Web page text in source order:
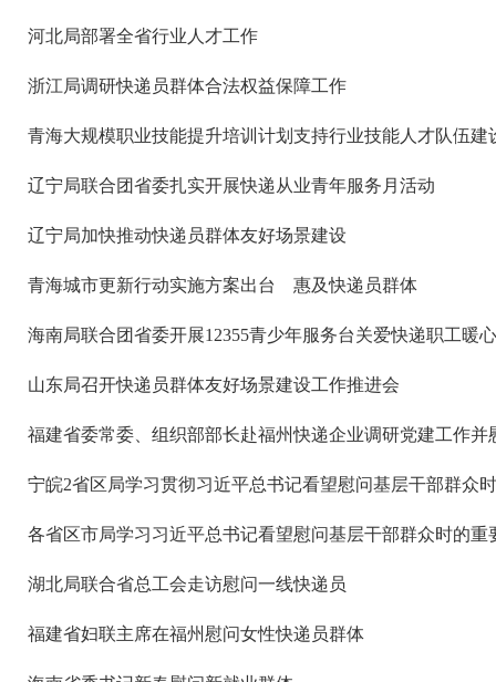
河北局部署全省行业人才工作
浙江局调研快递员群体合法权益保障工作
青海大规模职业技能提升培训计划支持行业技能人才队伍建
辽宁局联合团省委扎实开展快递从业青年服务月活动
辽宁局加快推动快递员群体友好场景建设
青海城市更新行动实施方案出台 惠及快递员群体
海南局联合团省委开展12355青少年服务台关爱快递职工暖
山东局召开快递员群体友好场景建设工作推进会
福建省委常委、组织部部长赴福州快递企业调研党建工作并
宁皖2省区局学习贯彻习近平总书记看望慰问基层干部群众
各省区市局学习习近平总书记看望慰问基层干部群众时的重
湖北局联合省总工会走访慰问一线快递员
福建省妇联主席在福州慰问女性快递员群体